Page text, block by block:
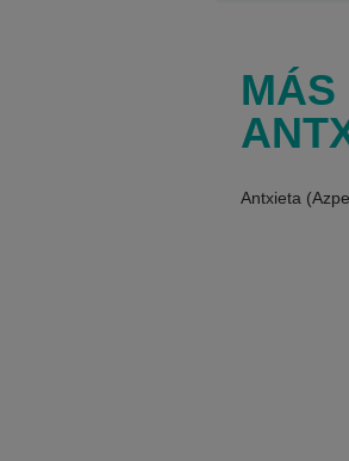
MÁS
Antxieta